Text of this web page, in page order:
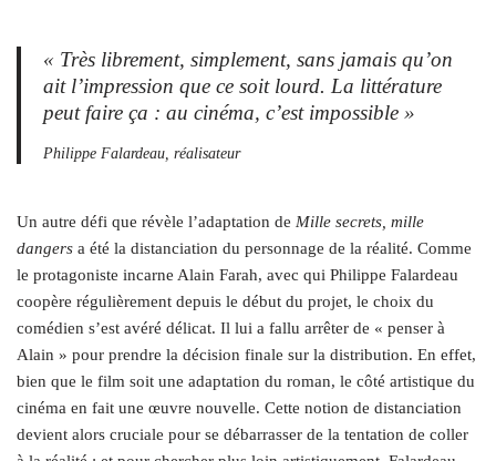
« Très librement, simplement, sans jamais qu’on
ait l’impression que ce soit lourd. La littérature
peut faire ça : au cinéma, c’est impossible »
Philippe Falardeau, réalisateur
Un autre défi que révèle l’adaptation de Mille secrets, mille
dangers a été la distanciation du personnage de la réalité. Comme
le protagoniste incarne Alain Farah, avec qui Philippe Falardeau
coopère régulièrement depuis le début du projet, le choix du
comédien s’est avéré délicat. Il lui a fallu arrêter de « penser à
Alain » pour prendre la décision finale sur la distribution. En effet,
bien que le film soit une adaptation du roman, le côté artistique du
cinéma en fait une œuvre nouvelle. Cette notion de distanciation
devient alors cruciale pour se débarrasser de la tentation de coller